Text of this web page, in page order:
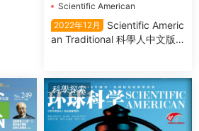
Scientific American
Traditional
科學人
2022年12月
Scientific Americ
an Traditional 科學人中文版 2
科學探索